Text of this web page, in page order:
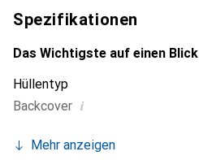
anspruchsvolle Kundschaft.
Spezifikationen
Das Wichtigste auf einen Blick
Hüllentyp
Backcover i
Mehr anzeigen